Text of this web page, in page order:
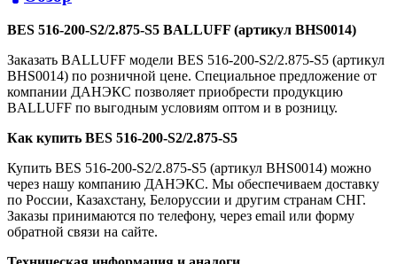
BES 516-200-S2/2.875-S5 BALLUFF (артикул BHS0014)
Заказать BALLUFF модели BES 516-200-S2/2.875-S5 (артикул
BHS0014) по розничной цене. Специальное предложение от
компании ДАНЭКС позволяет приобрести продукцию
BALLUFF по выгодным условиям оптом и в розницу.
Как купить BES 516-200-S2/2.875-S5
Купить BES 516-200-S2/2.875-S5 (артикул BHS0014) можно
через нашу компанию ДАНЭКС. Мы обеспечиваем доставку
по России, Казахстану, Белоруссии и другим странам СНГ.
Заказы принимаются по телефону, через email или форму
обратной связи на сайте.